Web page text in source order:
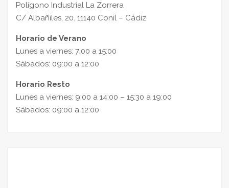
Polígono Industrial La Zorrera
C/ Albañiles, 20. 11140 Conil – Cádiz
Horario de Verano
Lunes a viernes: 7:00 a 15:00
Sábados: 09:00 a 12:00
Horario Resto
Lunes a viernes: 9:00 a 14:00 – 15:30 a 19:00
Sábados: 09:00 a 12:00